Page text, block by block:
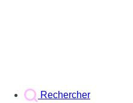
Rechercher